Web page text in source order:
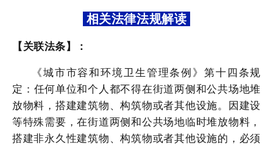
相关法律法规解读
【关联法条】：
《城市市容和环境卫生管理条例》第十四条规
定： 任何单位和个人都不得在街道两侧和公共场地堆
放物料，搭建建筑物、构筑物或者其他设施。因建设
等特殊需要，在街道两侧和公共场地临时堆放物料，
搭建非永久性建筑物、构筑物或者其他设施的，必须